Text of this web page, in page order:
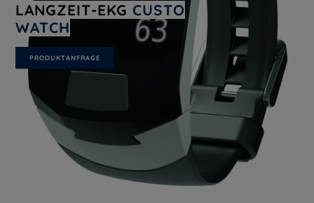
LANGZEIT-EKG CUSTO
WATCH
PRODUKTANFRAGE